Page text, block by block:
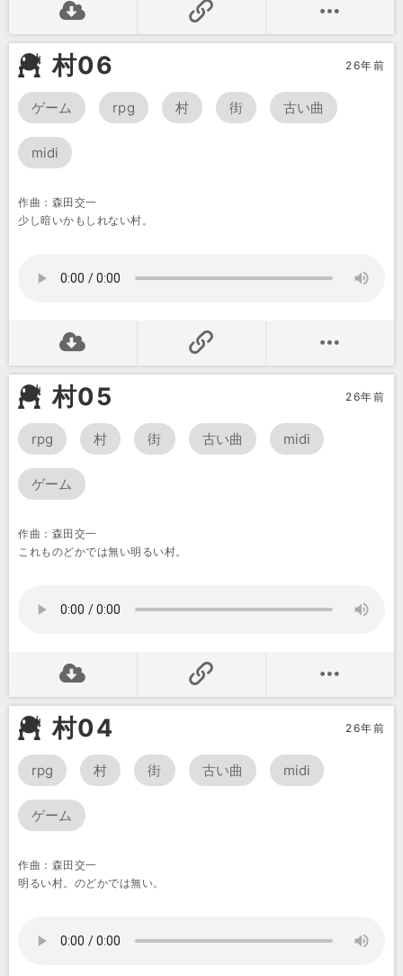
村06 26年前
ゲーム rpg 村 街 古い曲
midi
作曲：森田交一
少し暗いかもしれない村。
村05 26年前
rpg 村 街 古い曲 midi
ゲーム
作曲：森田交一
これものどかでは無い明るい村。
村04 26年前
rpg 村 街 古い曲 midi
ゲーム
作曲：森田交一
明るい村。のどかでは無い。